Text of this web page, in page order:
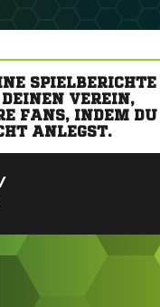
SPIELBERICHTE
VEREIN,
FANS, INDEM DU
ANLEGST.